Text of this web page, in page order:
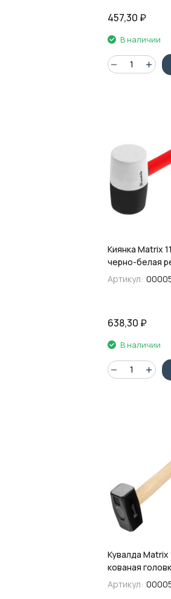
457,30 ₽
В наличии
Киянка Matrix
черно-белая
Артикул:
638,30 ₽
В наличии
Кувалда Matrix
кованая
рукоятка
Артикул: